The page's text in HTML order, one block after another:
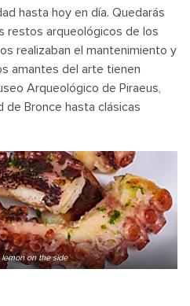
hasta hoy en día. Quedarás
restos arqueológicos de los
realizaban el mantenimiento y
amantes del arte tienen
Arqueológico de Piraeus,
de Bronce hasta clásicas
on the side